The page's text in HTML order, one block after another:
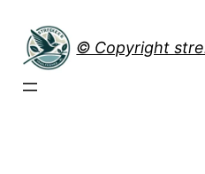
naar
inhoud
© Copyright